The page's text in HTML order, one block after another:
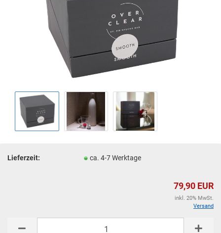
Lieferzeit: ca. 4-7 Werktage
79,90 EUR
inkl. 20% MwSt.
Versand